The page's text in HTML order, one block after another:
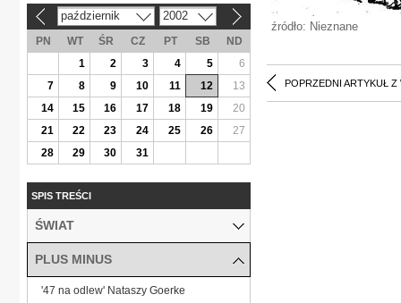
źródło: Nieznane
POPRZEDNI ARTYKUŁ Z
październik 2002
PN WT ŚR CZ PT SB
ND
1
2 3 4 5
6
7
8 9 10 11 12
13
14
15 16 17 18 19
20
21
22 23 24 25 26
27
28
29 30 31
SPIS TREŚCI
ŚWIAT
PLUS MINUS
'47 na odlew' Nataszy Goerke